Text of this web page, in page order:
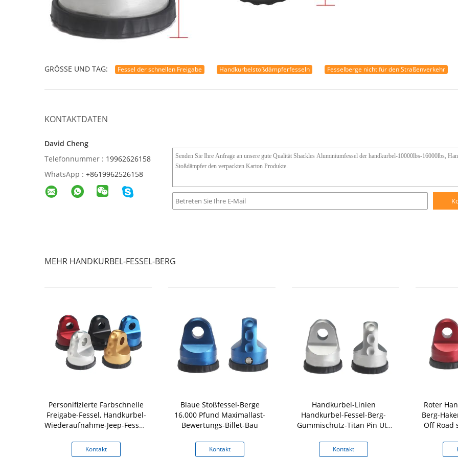
GRÖSSE UND TAG: Fessel der schnellen Freigabe Handkurbelstoßdämpferfesseln Fesselberge nicht für den Straßenverkehr
KONTAKTDATEN
David Cheng
Telefonnummer : 19962626158
WhatsApp : +8619962526158
MEHR HANDKURBEL-FESSEL-BERG
Personifizierte Farbschnelle
Freigabe-Fessel, Handkurbel-
Wiederaufnahme-Jeep-Fessel-
Kontakt
Blaue Stoßfessel-Berge
16.000 Pfund Maximallast-
Bewertungs-Billet-Bau
Kontakt
Handkurbel-Linien
Handkurbel-Fessel-Berg-
Gummischutz-Titan Pin Utv
Kontakt
Roter
Berg-
Off Road